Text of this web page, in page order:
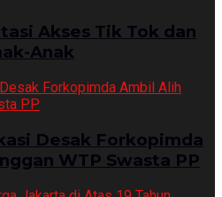
Akses Tik Tok dan
Anak
Desak Forkopimda
WTP Swasta PP